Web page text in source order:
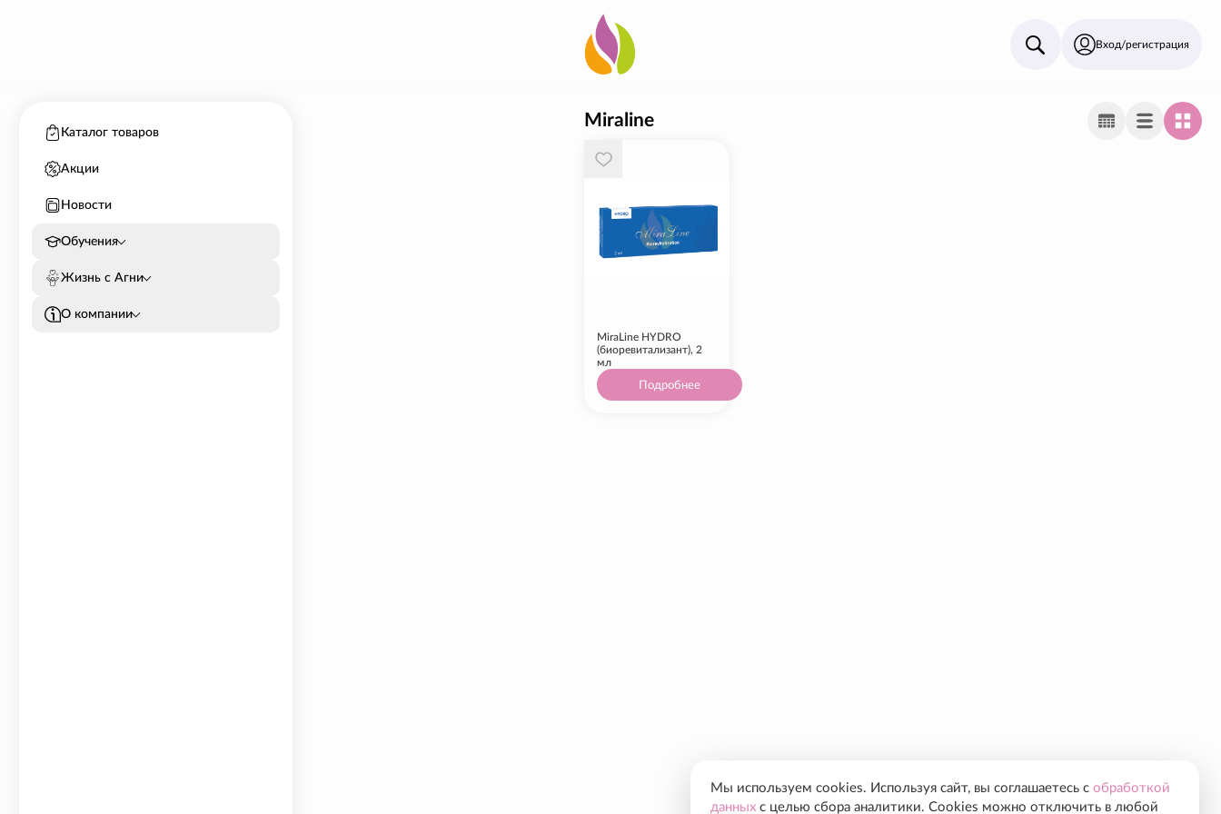
Вход/регистрация
Каталог товаров
Акции
Новости
Обучения
Жизнь с Агни
О компании
Miraline
MiraLine HYDRO
(биоревитализант), 2
мл
Подробнее
Мы используем cookies. Используя сайт, вы соглашаетесь с обработкой
данных с целью сбора аналитики. Cookies можно отключить в любой